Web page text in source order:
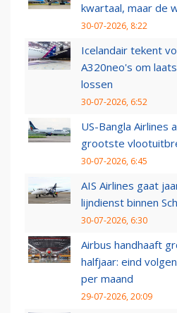
kwartaal, maar de
30-07-2026, 8:22
Icelandair tekent
A320neo's om
lossen
30-07-2026, 6:52
US-Bangla Airlines
grootste
30-07-2026, 6:45
AIS Airlines gaat
lijndienst binnen
30-07-2026, 6:30
Airbus handhaaft
halfjaar: eind
per maand
29-07-2026, 20:09